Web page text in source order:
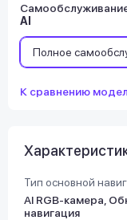
AI
Полное
К сравнению
Тип основной
AI RGB-камера,
навигация